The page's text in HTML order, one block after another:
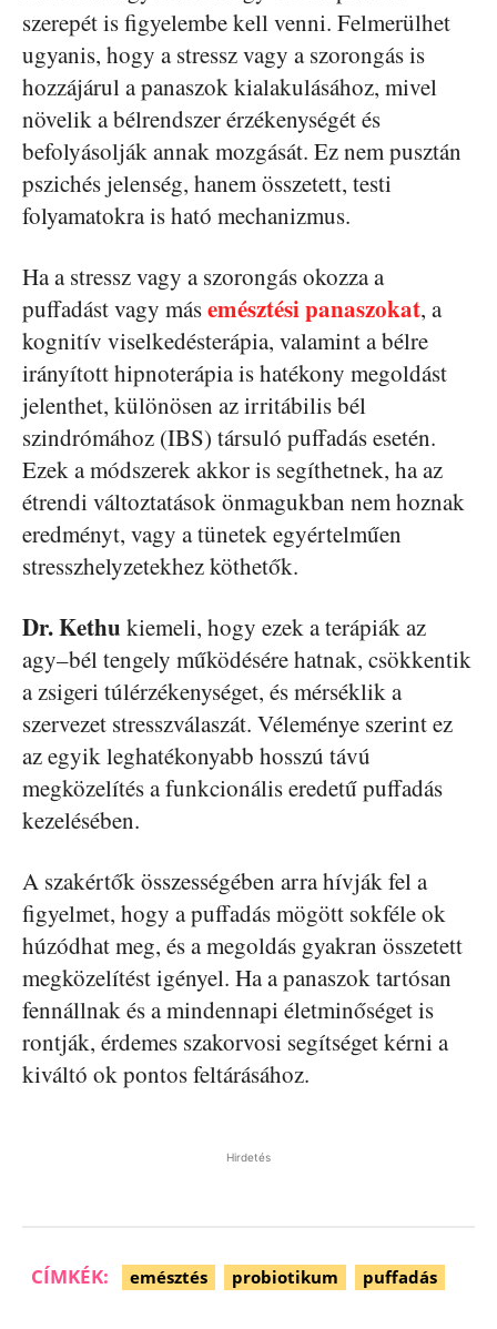
szerepét is figyelembe kell venni. Felmerülhet
ugyanis, hogy a stressz vagy a szorongás is
hozzájárul a panaszok kialakulásához, mivel
növelik a bélrendszer érzékenységét és
befolyásolják annak mozgását. Ez nem pusztán
pszichés jelenség, hanem összetett, testi
folyamatokra is ható mechanizmus.
Ha a stressz vagy a szorongás okozza a
puffadást vagy másemésztési panaszokat, a
kognitív viselkedésterápia, valamint a bélre
irányított hipnoterápia is hatékony megoldást
jelenthet, különösen az irritábilis bél
szindrómához (IBS) társuló puffadás esetén.
Ezek a módszerek akkor is segíthetnek, ha az
étrendi változtatások önmagukban nem hoznak
eredményt, vagy a tünetek egyértelműen
stresszhelyzetekhez köthetők.
Dr. Kethukiemeli, hogy ezek a terápiák az
agy–bél tengely működésére hatnak, csökkentik
a zsigeri túlérzékenységet, és mérséklik a
szervezet stresszválaszát. Véleménye szerint ez
az egyik leghatékonyabb hosszú távú
megközelítés a funkcionális eredetű puffadás
kezelésében.
A szakértők összességében arra hívják fel a
figyelmet, hogy a puffadás mögött sokféle ok
húzódhat meg, és a megoldás gyakran összetett
megközelítést igényel. Ha a panaszok tartósan
fennállnak és a mindennapi életminőséget is
rontják, érdemes szakorvosi segítséget kérni a
kiváltó ok pontos feltárásához.
Hirdetés
CÍMKÉK: emésztés probiotikum puffadás